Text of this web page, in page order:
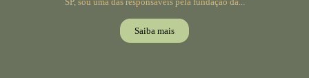
Saiba mais